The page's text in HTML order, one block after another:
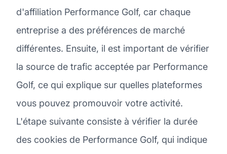
d'affiliation Performance Golf, car chaque
entreprise a des préférences de marché
différentes. Ensuite, il est important de vérifier
la source de trafic acceptée par Performance
Golf, ce qui explique sur quelles plateformes
vous pouvez promouvoir votre activité.
L'étape suivante consiste à vérifier la durée
des cookies de Performance Golf, qui indique